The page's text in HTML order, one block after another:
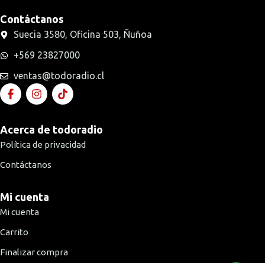
Contáctanos
Suecia 3580, Oficina 503, Ñuñoa
+569 23827000
ventas@todoradio.cl
Acerca de todoradio
Política de privacidad
Contáctanos
Mi cuenta
Mi cuenta
Carrito
Finalizar compra